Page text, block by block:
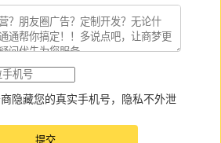
隐藏您的真实手机号，隐私不外泄